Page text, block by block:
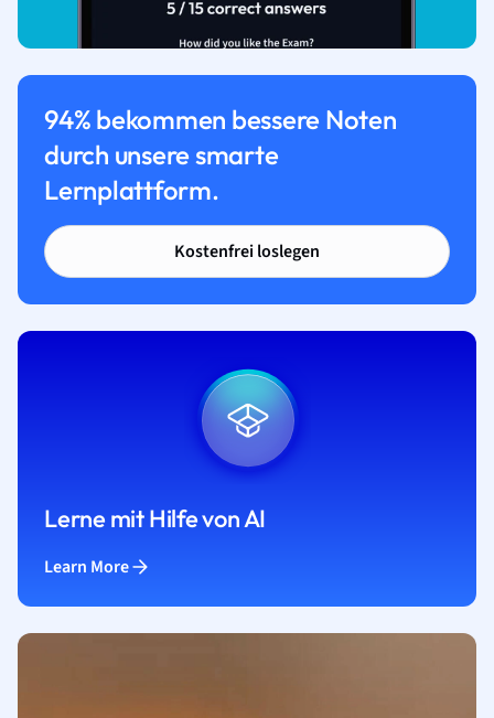
94% bekommen bessere Noten
durch unsere smarte
Lernplattform.
Kostenfrei loslegen
Lerne mit Hilfe von AI
Learn More